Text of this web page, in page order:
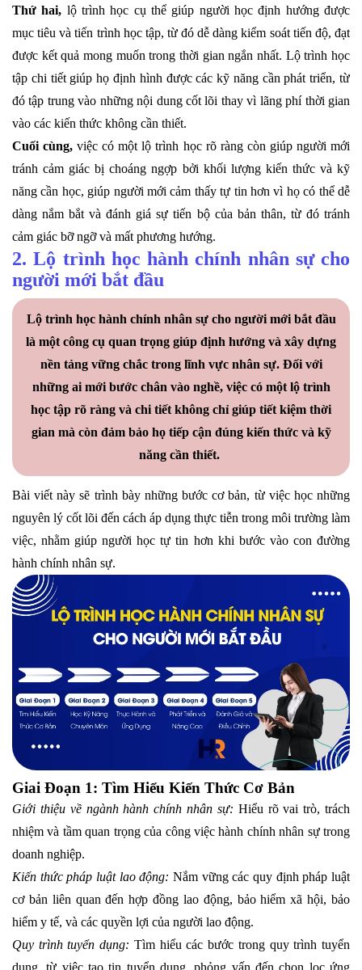
Thứ hai, lộ trình học cụ thể giúp người học định hướng được
mục tiêu và tiến trình học tập, từ đó dễ dàng kiểm soát tiến độ, đạt
được kết quả mong muốn trong thời gian ngắn nhất. Lộ trình học
tập chi tiết giúp họ định hình được các kỹ năng cần phát triển, từ
đó tập trung vào những nội dung cốt lõi thay vì lãng phí thời gian
vào các kiến thức không cần thiết.
Cuối cùng, việc có một lộ trình học rõ ràng còn giúp người mới
tránh cảm giác bị choáng ngợp bởi khối lượng kiến thức và kỹ
năng cần học, giúp người mới cảm thấy tự tin hơn vì họ có thể dễ
dàng nắm bắt và đánh giá sự tiến bộ của bản thân, từ đó tránh
cảm giác bỡ ngỡ và mất phương hướng.
2. Lộ trình học hành chính nhân sự cho
người mới bắt đầu
Lộ trình học hành chính nhân sự cho người mới bắt đầu
là một công cụ quan trọng giúp định hướng và xây dựng
nền tảng vững chắc trong lĩnh vực nhân sự. Đối với
những ai mới bước chân vào nghề, việc có một lộ trình
học tập rõ ràng và chi tiết không chỉ giúp tiết kiệm thời
gian mà còn đảm bảo họ tiếp cận đúng kiến thức và kỹ
năng cần thiết.
Bài viết này sẽ trình bày những bước cơ bản, từ việc học những
nguyên lý cốt lõi đến cách áp dụng thực tiễn trong môi trường làm
việc, nhằm giúp người học tự tin hơn khi bước vào con đường
hành chính nhân sự.
Giai Đoạn 1: Tìm Hiểu Kiến Thức Cơ Bản
Giới thiệu về ngành hành chính nhân sự: Hiểu rõ vai trò, trách
nhiệm và tầm quan trọng của công việc hành chính nhân sự trong
doanh nghiệp.
Kiến thức pháp luật lao động: Nắm vững các quy định pháp luật
cơ bản liên quan đến hợp đồng lao động, bảo hiểm xã hội, bảo
hiểm y tế, và các quyền lợi của người lao động.
Quy trình tuyển dụng: Tìm hiểu các bước trong quy trình tuyển
dụng, từ việc tạo tin tuyển dụng, phỏng vấn đến chọn lọc ứng